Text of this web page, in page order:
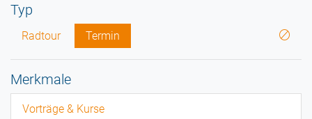
Typ
Radtour Termin
Merkmale
Vorträge & Kurse